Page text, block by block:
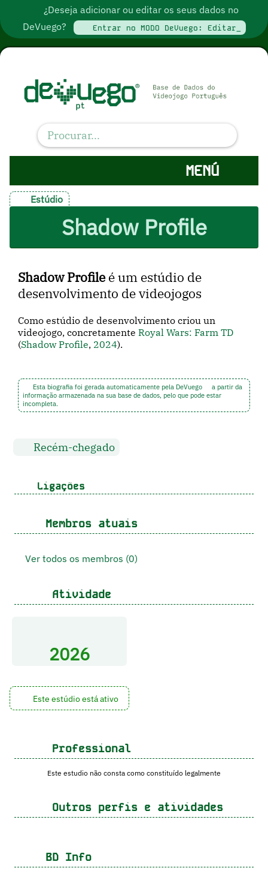
¿Deseja adicionar ou editar os seus dados no
DeVuego?
Entrar no MODO DeVuego: Editar_
MENÚ
Estúdio
Shadow Profile
Shadow Profileé um estúdio de
desenvolvimento de videojogos
Como estúdio de desenvolvimento criou un
videojogo, concretamenteRoyal Wars: Farm TD
(Shadow Profile, 2024).
Esta biografia foi gerada automaticamente pela DeVuego
a partir da
informação armazenada na sua base de dados, pelo que pode estar
incompleta.
Recém-chegado
Ligações
Membros atuais
Ver todos os membros (0)
Atividade
2026
Este estúdio está ativo
Professional
Este estudio não consta como constituído legalmente
Outros perfis e atividades
BD Info